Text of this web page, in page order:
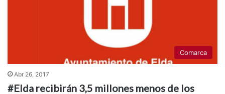
Comarca
Abr 26, 2017
#Elda recibirán 3,5 millones menos de los